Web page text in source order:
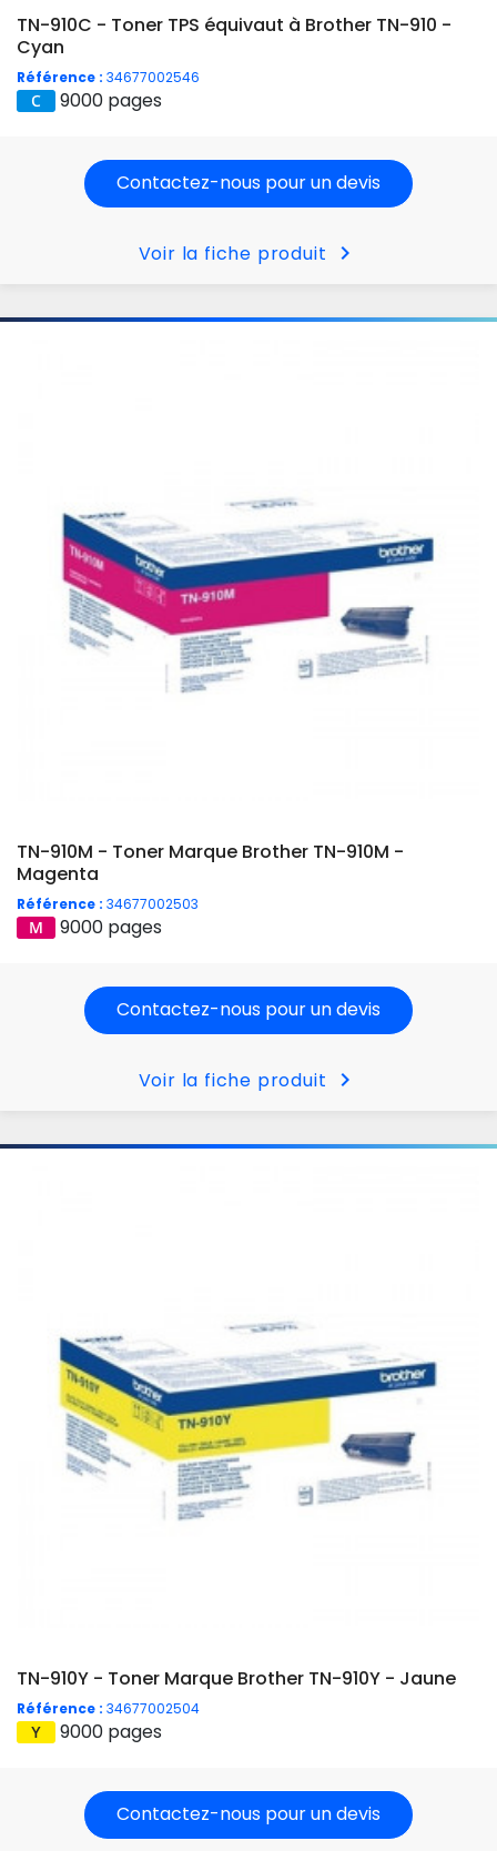
TN-910C - Toner TPS équivaut à Brother TN-910 -
Cyan
Référence : 34677002546
9000 pages
Contactez-nous pour un devis
Voir la fiche produit chevron_right
TN-910M - Toner Marque Brother TN-910M -
Magenta
Référence : 34677002503
9000 pages
Contactez-nous pour un devis
Voir la fiche produit chevron_right
TN-910Y - Toner Marque Brother TN-910Y - Jaune
Référence : 34677002504
9000 pages
Contactez-nous pour un devis